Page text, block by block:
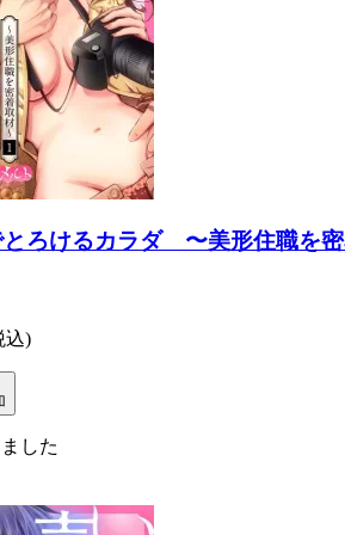
とろけるカラダ 〜美形住職を
込)
した